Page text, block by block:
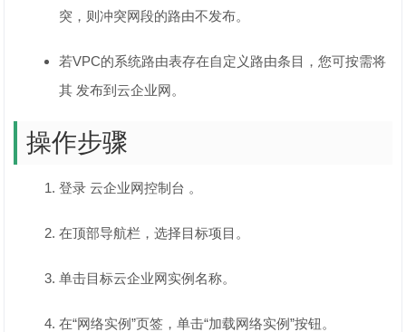
突，则冲突网段的路由不发布。
若VPC的系统路由表存在自定义路由条目，您可按需将
其 发布到云企业网。
操作步骤
登录 云企业网控制台 。
在顶部导航栏，选择目标项目。
单击目标云企业网实例名称。
在“网络实例”页签，单击“加载网络实例”按钮。